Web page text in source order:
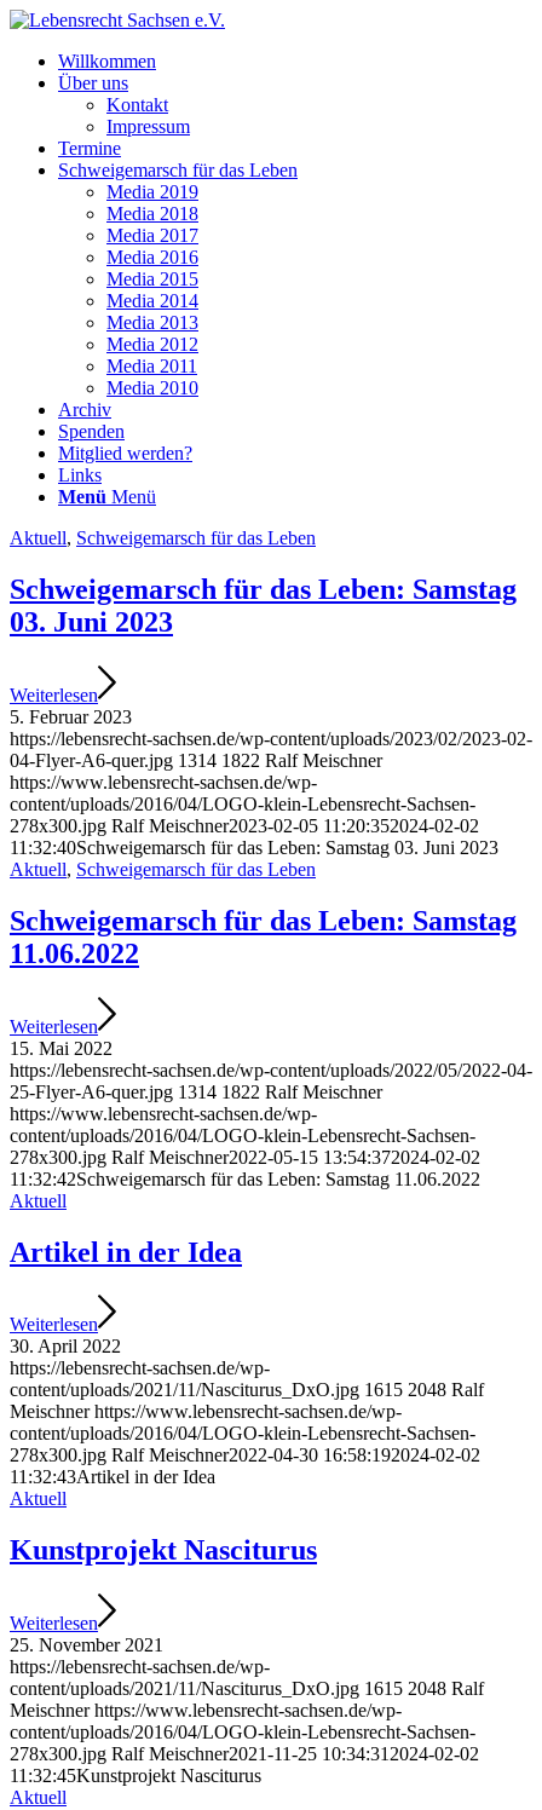
Will­kom­men
Über uns
Kon­takt
Impres­sum
Ter­mi­ne
Schwei­ge­marsch für das Leben
Media 2019
Media 2018
Media 2017
Media 2016
Media 2015
Media 2014
Media 2013
Media 2012
Media 2011
Media 2010
Archiv
Spen­den
Mit­glied werden?
Links
Menü Menü
Aktuell, Schweigemarsch für das Leben
Schwei­ge­marsch für das Leben: Sams­tag
03. Juni 2023
Wei­ter­le­sen
5. Februar 2023
https://lebensrecht-sachsen.de/wp-content/uploads/2023/02/2023-02-
04-Flyer-A6-quer.jpg 1314 1822 Ralf Meischner
https://www.lebensrecht-sachsen.de/wp-
content/uploads/2016/04/LOGO-klein-Lebensrecht-Sachsen-
278x300.jpg Ralf Meischner2023-02-05 11:20:352024-02-02
11:32:40Schwei­ge­marsch für das Leben: Sams­tag 03. Juni 2023
Aktuell, Schweigemarsch für das Leben
Schwei­ge­marsch für das Leben: Sams­tag
11.06.2022
Wei­ter­le­sen
15. Mai 2022
https://lebensrecht-sachsen.de/wp-content/uploads/2022/05/2022-04-
25-Flyer-A6-quer.jpg 1314 1822 Ralf Meischner
https://www.lebensrecht-sachsen.de/wp-
content/uploads/2016/04/LOGO-klein-Lebensrecht-Sachsen-
278x300.jpg Ralf Meischner2022-05-15 13:54:372024-02-02
11:32:42Schwei­ge­marsch für das Leben: Sams­tag 11.06.2022
Aktuell
Arti­kel in der Idea
Wei­ter­le­sen
30. April 2022
https://lebensrecht-sachsen.de/wp-
content/uploads/2021/11/Nasciturus_DxO.jpg 1615 2048 Ralf
Meischner https://www.lebensrecht-sachsen.de/wp-
content/uploads/2016/04/LOGO-klein-Lebensrecht-Sachsen-
278x300.jpg Ralf Meischner2022-04-30 16:58:192024-02-02
11:32:43Arti­kel in der Idea
Aktuell
Kunst­pro­jekt Nasciturus
Wei­ter­le­sen
25. November 2021
https://lebensrecht-sachsen.de/wp-
content/uploads/2021/11/Nasciturus_DxO.jpg 1615 2048 Ralf
Meischner https://www.lebensrecht-sachsen.de/wp-
content/uploads/2016/04/LOGO-klein-Lebensrecht-Sachsen-
278x300.jpg Ralf Meischner2021-11-25 10:34:31 2024-02-02
11:32:45Kunst­pro­jekt Nasciturus
Aktuell